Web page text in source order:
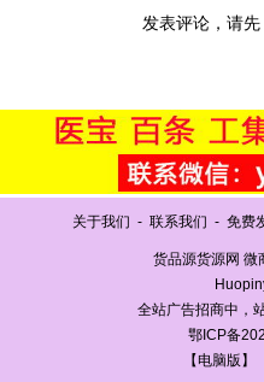
发表评论，请先
关于我们 - 联系我们 - 免费
货品源货源网 微
全站广告招商中，
鄂ICP备
【电脑版】